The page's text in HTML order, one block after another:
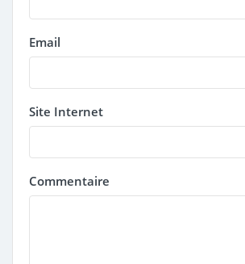
Email
Site Internet
Commentaire